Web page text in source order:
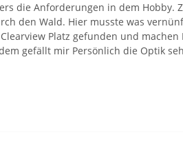
die Anforderungen in dem
den Wald. Hier musste was
Platz gefunden und
gefällt mir Persönlich die Optik